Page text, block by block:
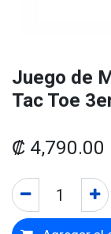
Juego de
Tac Toe
₡ 4,790.00